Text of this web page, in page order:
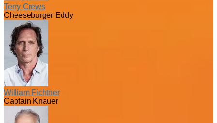
Terry Crews
Cheeseburger Eddy
William Fichtner
Captain Knauer